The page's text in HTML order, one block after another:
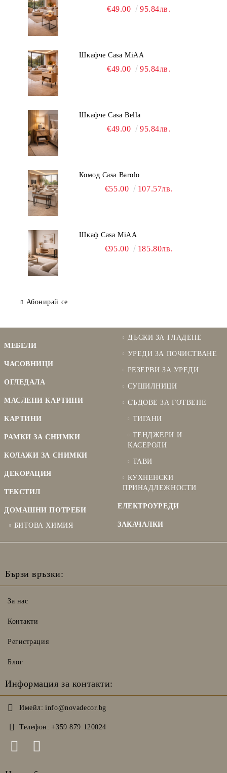
€49.00 95.84лв.
Шкафче Casa MiAA
€49.00 95.84лв.
Шкафче Casa Bella
€49.00 95.84лв.
Комод Casa Barolo
€55.00 107.57лв.
Шкаф Casa MiAA
€95.00 185.80лв.
Абонирай се
МЕБЕЛИ
ЧАСОВНИЦИ
ОГЛЕДАЛА
МАСЛЕНИ КАРТИНИ
КАРТИНИ
РАМКИ ЗА СНИМКИ
КОЛАЖИ ЗА СНИМКИ
ДЕКОРАЦИЯ
ТЕКСТИЛ
ДОМАШНИ ПОТРЕБИ
БИТОВА ХИМИЯ
ДЪСКИ ЗА ГЛАДЕНЕ
УРЕДИ ЗА ПОЧИСТВАНЕ
РЕЗЕРВИ ЗА УРЕДИ
СУШИЛНИЦИ
СЪДОВЕ ЗА ГОТВЕНЕ
ТИГАНИ
ТЕНДЖЕРИ И
КАСЕРОЛИ
ТАВИ
КУХНЕНСКИ
ПРИНАДЛЕЖНОСТИ
ЕЛЕКТРОУРЕДИ
ЗАКАЧАЛКИ
Бързи връзки:
За нас
Контакти
Регистрация
Блог
Информация за контакти:
Имейл: info@novadecor.bg
Телефон: +359 879 120024